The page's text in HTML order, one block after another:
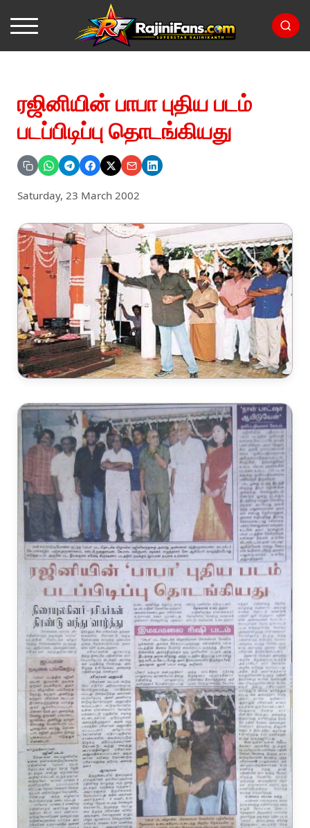
ரஜினியின் பாபா புதிய படம்
படப்பிடிப்பு தொடங்கியது
Saturday, 23 March 2002